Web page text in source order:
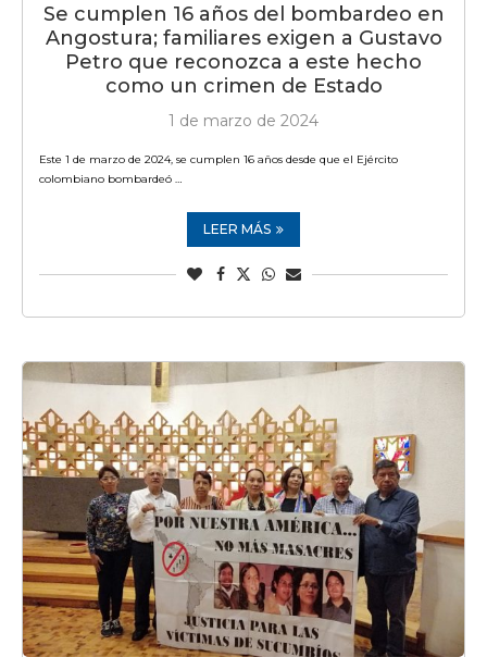
Se cumplen 16 años del bombardeo en
Angostura; familiares exigen a Gustavo
Petro que reconozca a este hecho
como un crimen de Estado
1 de marzo de 2024
Este 1 de marzo de 2024, se cumplen 16 años desde que el Ejército
colombiano bombardeó …
LEER MÁS